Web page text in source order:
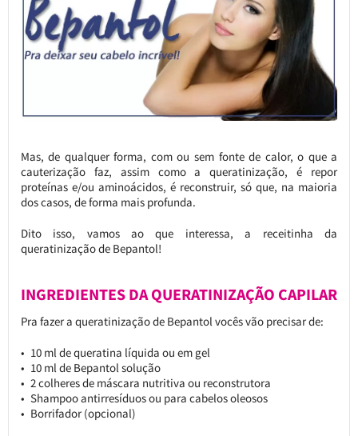
Mas, de qualquer forma, com ou sem fonte de calor, o que a
cauterização faz, assim como a queratinização, é repor
proteínas e/ou aminoácidos, é reconstruir, só que, na maioria
dos casos, de forma mais profunda.
Dito isso, vamos ao que interessa, a receitinha da
queratinização de Bepantol!
INGREDIENTES DA QUERATINIZAÇÃO CAPILAR
Pra fazer a queratinização de Bepantol vocês vão precisar de:
10 ml de queratina líquida ou em gel
10 ml de Bepantol solução
2 colheres de máscara nutritiva ou reconstrutora
Shampoo antirresíduos ou para cabelos oleosos
Borrifador (opcional)